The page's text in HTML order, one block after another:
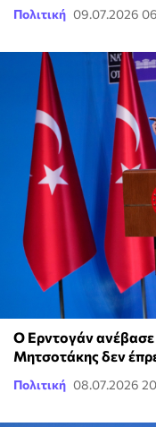
Πολιτική 09.07.2026
Ο Ερντογάν ανέβασε
Μητσοτάκης δεν
Πολιτική 08.07.2026